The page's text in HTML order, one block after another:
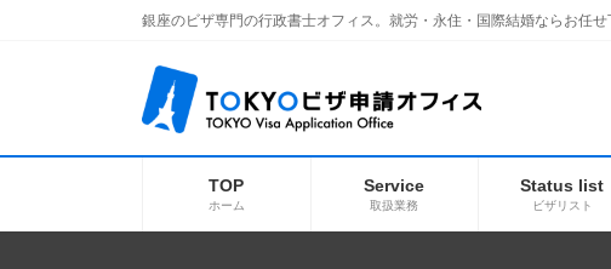
銀座のビザ専門の行政書士オフィス。就労・永住・国際結婚ならお任せ
TOP
ホーム
Service
取扱業務
Status list
ビザリスト